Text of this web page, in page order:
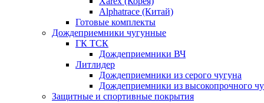
Alphatrace (Китай)
Готовые комплекты
Дождеприемники чугунные
ГК ТСК
Дождеприемники ВЧ
Литлидер
Дождеприемники из серого чугуна
Дождеприемники из высокопрочного
Защитные и спортивные покрытия